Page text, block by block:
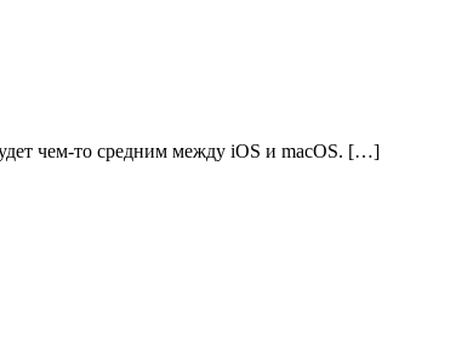
чем-то средним между iOS и macOS. […]